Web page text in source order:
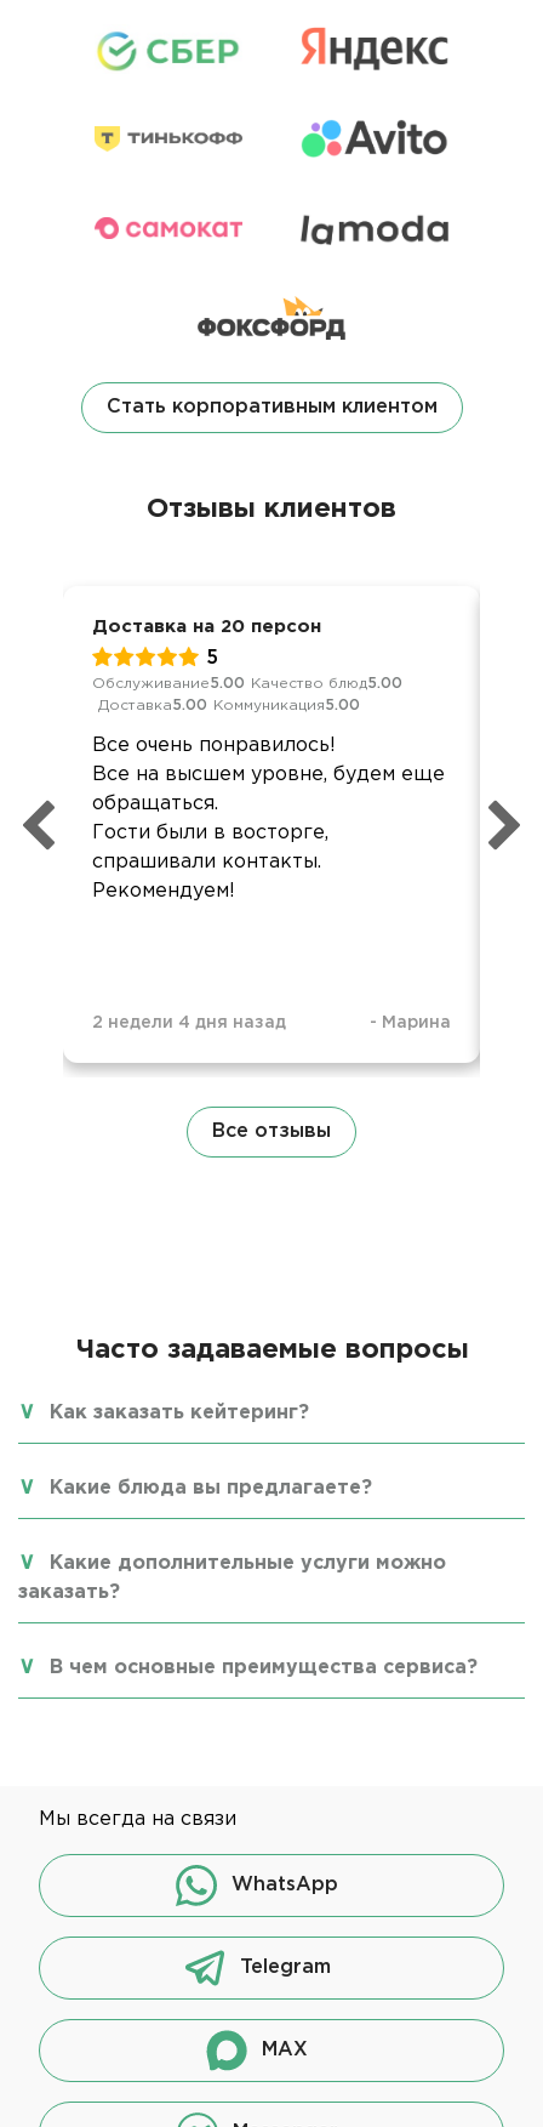
Стать корпоративным клиентом
Отзывы клиентов
Доставка на 20 персон
5
Обслуживание5.00 Качество блюд5.00
Доставка5.00 Коммуникация5.00
Все очень понравилось!
Все на высшем уровне, будем еще
обращаться.
Гости были в восторге,
спрашивали контакты.
Рекомендуем!
2 недели 4 дня назад - Марина
Все отзывы
Часто задаваемые вопросы
Как заказать кейтеринг?
Какие блюда вы предлагаете?
Какие дополнительные услуги можно
заказать?
В чем основные преимущества сервиса?
Мы всегда на связи
WhatsApp
Telegram
MAX